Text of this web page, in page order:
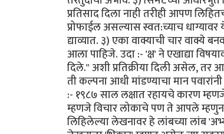
प्रतिसाद दिला नाही तरीही आपण
प्रोफाईल असल्यास स्वत:च्याच
द्याव्यात. ३) एका वाक्याची चार
आला पाहिजे. उदा :- 'क्ष' ने एखाद्या
दिले." अशी प्रतिक्रीया दिली असेल,
ती कल्पना आधी मांडण्याचा मान
:- १९८७ साल लक्षात रहायचे कारण
म्हणजे विचार लोकाचे पण ते आपले म्हणुन
लिहिलेल्या लेखनावर हे लांबच्या लांब